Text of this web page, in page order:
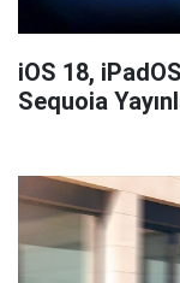
iOS 18,
Sequoia